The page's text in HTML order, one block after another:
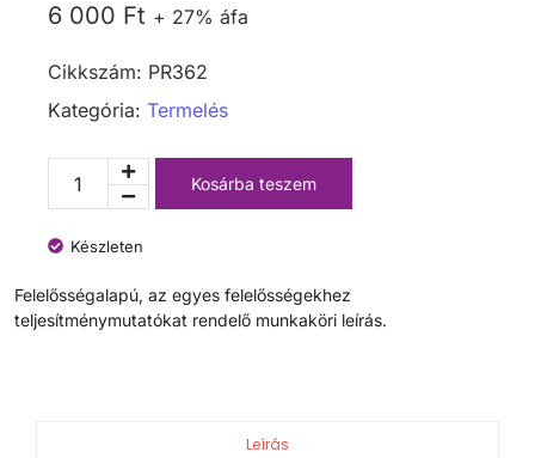
6 000 Ft + 27% áfa
Cikkszám: PR362
Kategória: Termelés
Kosárba teszem
Készleten
Felelősségalapú, az egyes felelősségekhez
teljesítménymutatókat rendelő munkaköri leírás.
Leírás